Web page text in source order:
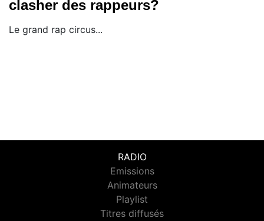
clasher des rappeurs?
Le grand rap circus...
RADIO
Emissions
Animateurs
Playlist
Titres diffusés